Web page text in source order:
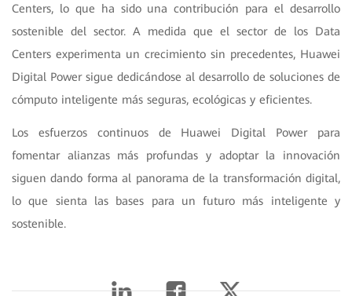
Centers, lo que ha sido una contribución para el desarrollo
sostenible del sector. A medida que el sector de los Data
Centers experimenta un crecimiento sin precedentes, Huawei
Digital Power sigue dedicándose al desarrollo de soluciones de
cómputo inteligente más seguras, ecológicas y eficientes.
Los esfuerzos continuos de Huawei Digital Power para
fomentar alianzas más profundas y adoptar la innovación
siguen dando forma al panorama de la transformación digital,
lo que sienta las bases para un futuro más inteligente y
sostenible.